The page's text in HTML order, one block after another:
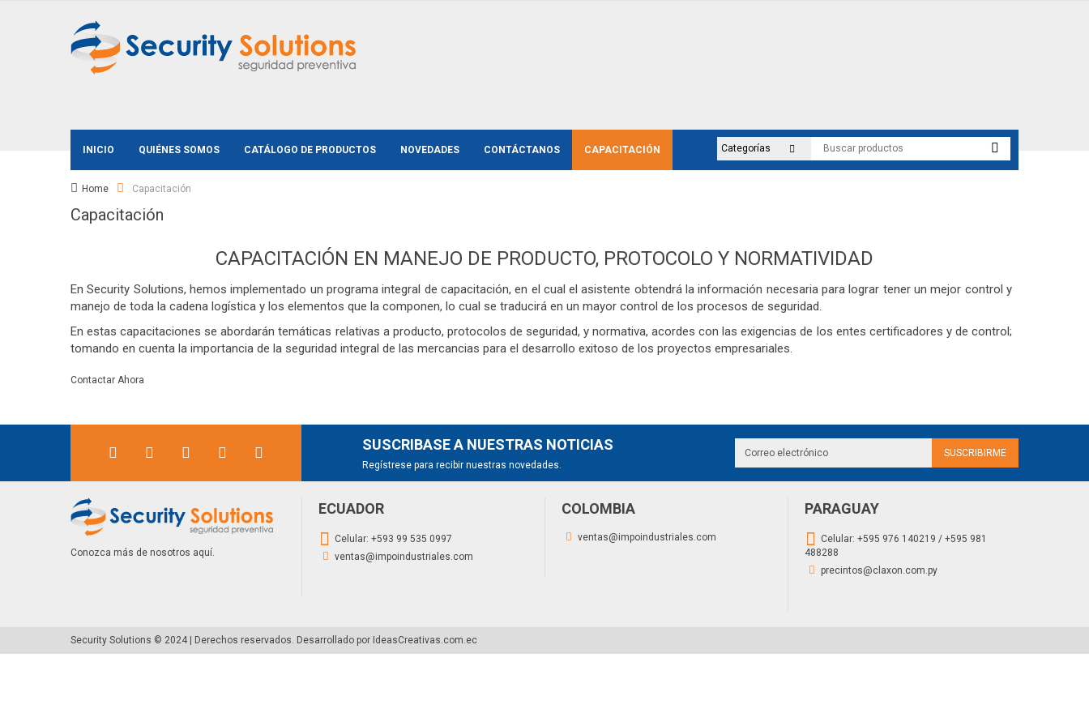
INICIO QUIÉNES SOMOS CATÁLOGO DE PRODUCTOS NOVEDADES CONTÁCTANOS CAPACITACIÓN
Home Capacitación
Capacitación
CAPACITACIÓN EN MANEJO DE PRODUCTO, PROTOCOLO Y NORMATIVIDAD
En Security Solutions, hemos implementado un programa integral de capacitación, en el cual el asistente obtendrá la información necesaria para lograr tener un mejor control y
manejo de toda la cadena logística y los elementos que la componen, lo cual se traducirá en un mayor control de los procesos de seguridad.
En estas capacitaciones se abordarán temáticas relativas a producto, protocolos de seguridad, y normativa, acordes con las exigencias de los entes certificadores y de control;
tomando en cuenta la importancia de la seguridad integral de las mercancias para el desarrollo exitoso de los proyectos empresariales.
Contactar Ahora
SUSCRIBASE A NUESTRAS NOTICIAS
Regístrese para recibir nuestras novedades.
Conozca más de nosotros aquí.
ECUADOR
Celular: +593 99 535 0997
ventas@impoindustriales.com
COLOMBIA
ventas@impoindustriales.com
PARAGUAY
Celular: +595 976 140219 / +595 981
488288
precintos@claxon.com.py
Security Solutions © 2024 | Derechos reservados. Desarrollado por IdeasCreativas.com.ec